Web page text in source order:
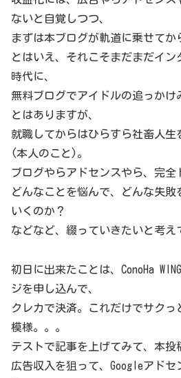
ないと自覚しつつ、
まずは本ブログが軌道に乗せてか
とはいえ、それこそまだまだイン
時代に、
無料ブログでアイドルの追っかけ
とはありますが、
就職してからはひらすら社畜人生
(本人のこと)。
ブログやらアドセンスやら、完全
どんなことを悩んで、どんな失敗
いくのか？
などなど、綴っていきたいと考え
初日に出来たことは、ConoHa
ジを申し込んで、
クレカで決済。これだけでサクっ
模様。。。
テストで記事を上げてみて、本投
広告収入を狙って、Googleアド